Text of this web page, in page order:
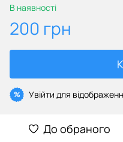
В наявності
200 грн
% Увійти для
До обраного